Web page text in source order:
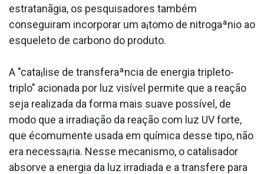
estratanãgia, os pesquisadores também
conseguiram incorporar um a¡tomo de nitrogaªnio ao
esqueleto de carbono do produto.
A "cata¡lise de transferaªncia de energia tripleto-
triplo" acionada por luz visível permite que a reação
seja realizada da forma mais suave possí­vel, de
modo que a irradiação da reação com luz UV forte,
que écomumente usada em química desse tipo, não
era necessa¡ria. Nesse mecanismo, o catalisador
absorve a energia da luz irradiada e a transfere para